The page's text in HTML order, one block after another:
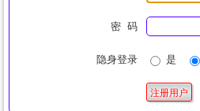
密 码
隐身登录 是